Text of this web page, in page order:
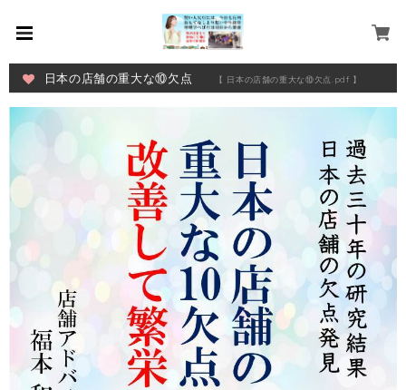
日本の店舗の重大な⑩欠点 【 日本の店舗の重大な⑩欠点.pdf 】